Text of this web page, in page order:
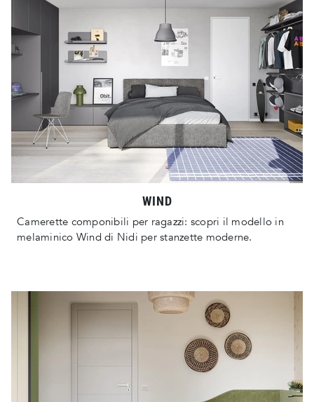
WIND
Camerette componibili per ragazzi: scopri il modello in
melaminico Wind di Nidi per stanzette moderne.